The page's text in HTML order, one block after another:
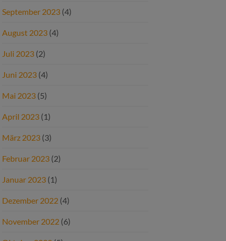
September 2023 (4)
August 2023 (4)
Juli 2023 (2)
Juni 2023 (4)
Mai 2023 (5)
April 2023 (1)
März 2023 (3)
Februar 2023 (2)
Januar 2023 (1)
Dezember 2022 (4)
November 2022 (6)